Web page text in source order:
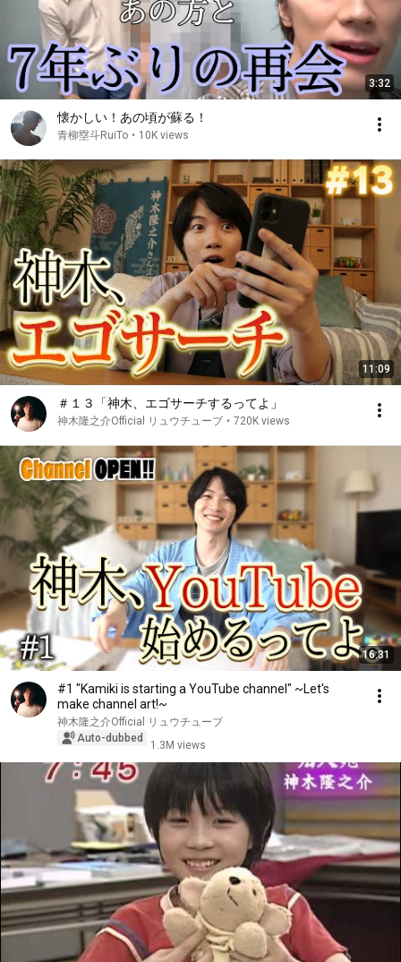
3:32
懐かしい！あの頃が蘇る！
青柳塁斗RuiTo • 10K views
11:09
＃１３「神木、エゴサーチするってよ」
神木隆之介Official リュウチューブ • 720K views
16:31
#1 "Kamiki is starting a YouTube channel" ~Let's
make channel art!~
神木隆之介Official リュウチューブ
Auto-dubbed
1.3M views